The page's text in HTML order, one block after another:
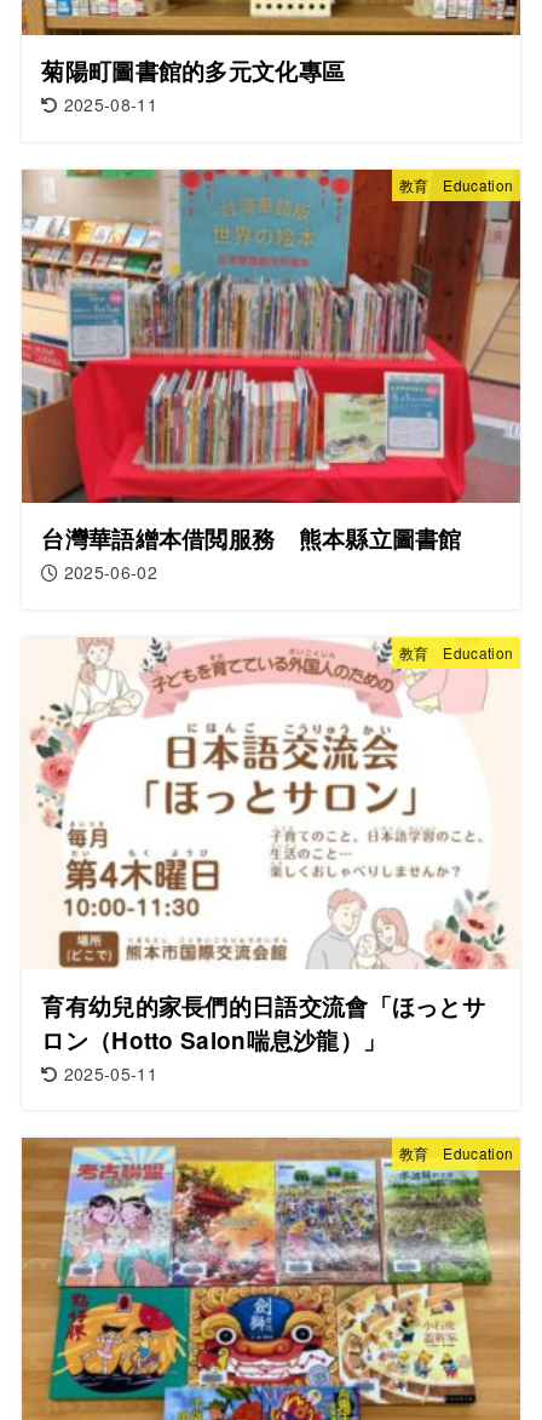
菊陽町圖書館的多元文化專區
2025-08-11
教育 Education
台灣華語繒本借閲服務 熊本縣立圖書館
2025-06-02
教育 Education
育有幼兒的家長們的日語交流會「ほっとサ
ロン（Hotto Salon喘息沙龍）」
2025-05-11
教育 Education